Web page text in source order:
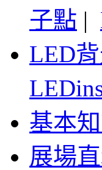
子點 |
LED
基本
展場